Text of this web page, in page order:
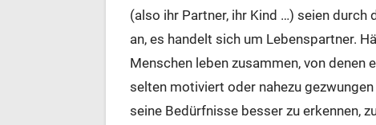
(also ihr Partner, ihr Kind …) seien
an, es handelt sich um Lebenspartner.
Menschen leben zusammen, von
selten motiviert oder nahezu
seine Bedürfnisse besser zu erkennen,